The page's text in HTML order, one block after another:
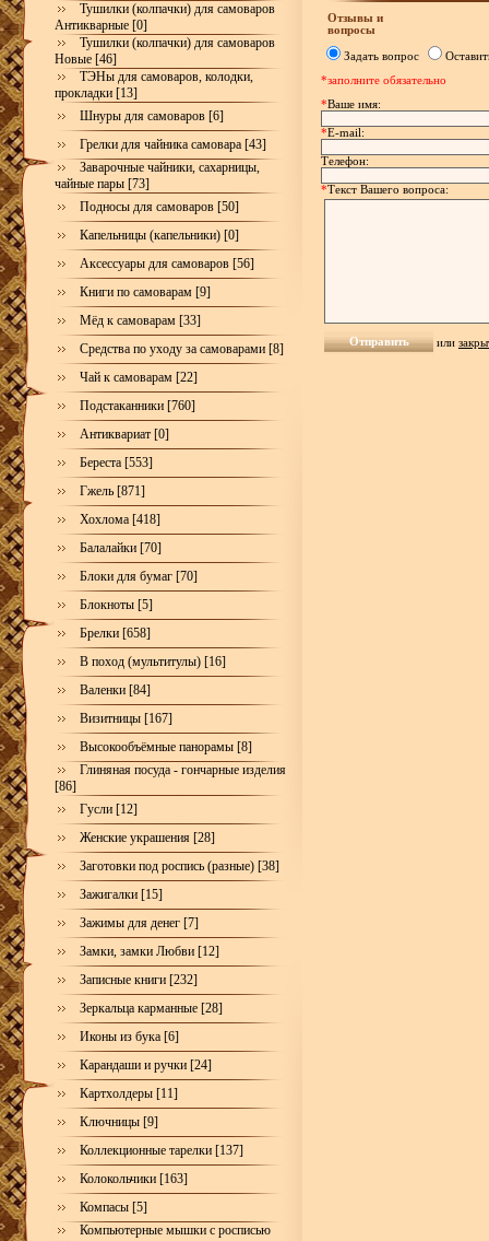
Тушилки (колпачки) для самоваров
Антикварные [0]
Тушилки (колпачки) для самоваров
Новые [46]
ТЭНы для самоваров, колодки,
прокладки [13]
Шнуры для самоваров [6]
Грелки для чайника самовара [43]
Заварочные чайники, сахарницы,
чайные пары [73]
Подносы для самоваров [50]
Капельницы (капельники) [0]
Аксессуары для самоваров [56]
Книги по самоварам [9]
Мёд к самоварам [33]
Средства по уходу за самоварами [8]
Чай к самоварам [22]
Подстаканники [760]
Антиквариат [0]
Береста [553]
Гжель [871]
Хохлома [418]
Балалайки [70]
Блоки для бумаг [70]
Блокноты [5]
Брелки [658]
В поход (мультитулы) [16]
Валенки [84]
Визитницы [167]
Высокообъёмные панорамы [8]
Глиняная посуда - гончарные изделия
[86]
Гусли [12]
Женские украшения [28]
Заготовки под роспись (разные) [38]
Зажигалки [15]
Зажимы для денег [7]
Замки, замки Любви [12]
Записные книги [232]
Зеркальца карманные [28]
Иконы из бука [6]
Карандаши и ручки [24]
Картхолдеры [11]
Ключницы [9]
Коллекционные тарелки [137]
Колокольчики [163]
Компасы [5]
Компьютерные мышки с росписью
Отзывы и
вопросы
Задать вопрос
*заполните обязательно
*Ваше имя:
*E-mail:
Телефон:
*Текст Вашего вопроса:
или